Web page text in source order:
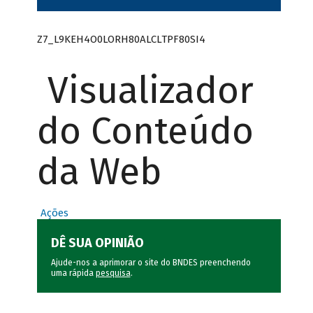
Z7_L9KEH4O0LORH80ALCLTPF80SI4
Visualizador
do Conteúdo
da Web
Ações
DÊ SUA OPINIÃO
Ajude-nos a aprimorar o site do BNDES preenchendo
uma rápida pesquisa.